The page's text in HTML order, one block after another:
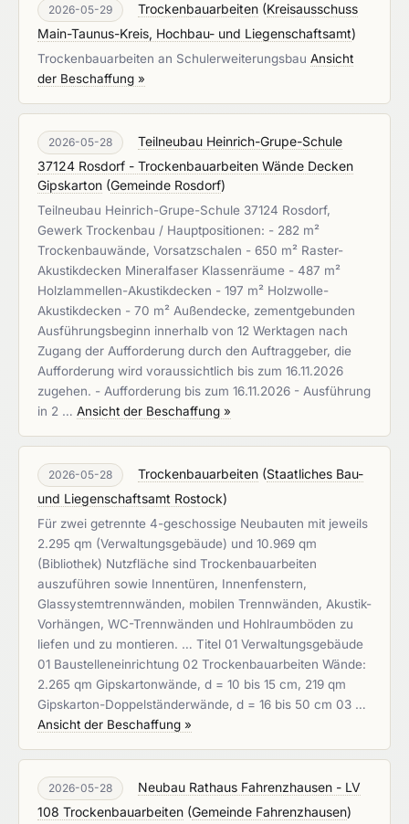
2026-05-29 Trockenbauarbeiten (Kreisausschuss
Main-Taunus-Kreis, Hochbau- und Liegenschaftsamt)
Trockenbauarbeiten an Schulerweiterungsbau Ansicht
der Beschaffung »
2026-05-28
Teilneubau Heinrich-Grupe-Schule
37124 Rosdorf - Trockenbauarbeiten Wände Decken
Gipskarton (Gemeinde Rosdorf)
Teilneubau Heinrich-Grupe-Schule 37124 Rosdorf,
Gewerk Trockenbau / Hauptpositionen: - 282 m²
Trockenbauwände, Vorsatzschalen - 650 m² Raster-
Akustikdecken Mineralfaser Klassenräume - 487 m²
Holzlammellen-Akustikdecken - 197 m² Holzwolle-
Akustikdecken - 70 m² Außendecke, zementgebunden
Ausführungsbeginn innerhalb von 12 Werktagen nach
Zugang der Aufforderung durch den Auftraggeber, die
Aufforderung wird voraussichtlich bis zum 16.11.2026
zugehen. - Aufforderung bis zum 16.11.2026 - Ausführung
in 2 … Ansicht der Beschaffung »
2026-05-28 Trockenbauarbeiten (Staatliches Bau-
und Liegenschaftsamt Rostock)
Für zwei getrennte 4-geschossige Neubauten mit jeweils
2.295 qm (Verwaltungsgebäude) und 10.969 qm
(Bibliothek) Nutzfläche sind Trockenbauarbeiten
auszuführen sowie Innentüren, Innenfenstern,
Glassystemtrennwänden, mobilen Trennwänden, Akustik-
Vorhängen, WC-Trennwänden und Hohlraumböden zu
liefen und zu montieren. … Titel 01 Verwaltungsgebäude
01 Baustelleneinrichtung 02 Trockenbauarbeiten Wände:
2.265 qm Gipskartonwände, d = 10 bis 15 cm, 219 qm
Gipskarton-Doppelständerwände, d = 16 bis 50 cm 03 …
Ansicht der Beschaffung »
2026-05-28
Neubau Rathaus Fahrenzhausen - LV
108 Trockenbauarbeiten (Gemeinde Fahrenzhausen)